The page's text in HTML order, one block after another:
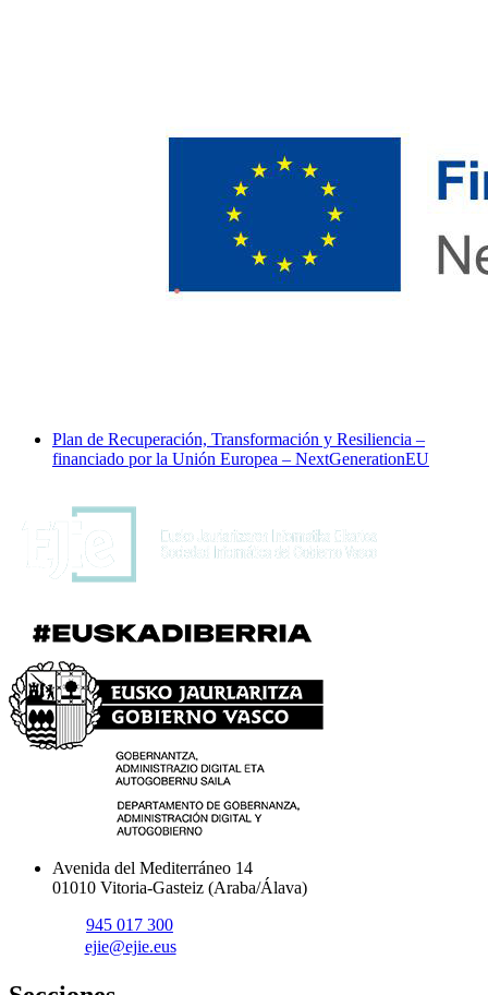
Plan de Recuperación, Transformación y Resiliencia –
financiado por la Unión Europea – NextGenerationEU
Avenida del Mediterráneo 14
01010 Vitoria-Gasteiz (Araba/Álava)
945 017 300
ejie@ejie.eus